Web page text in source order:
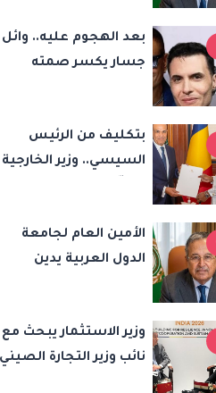
المنطقة
بعد الهجوم عليه.. وائل
جسار يكسر صمته
بتكليف من الرئيس
السيسي.. وزير الخارجية
تعزيز الشراكة
الاستراتيجية بين
الأمين العام لجامعة
الدول العربية يدين
لوقف التصعيد
وزير الاستثمار يبحث مع
نائب وزير التجارة الصيني